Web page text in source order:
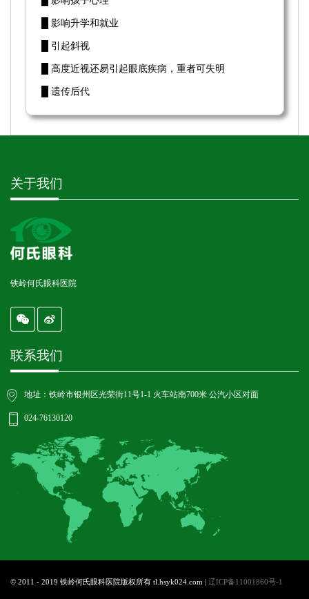
█ 影响升学和就业
█ 引起斜视
█ 高度近视还易引起眼底疾病，重者可失明
█ 遗传后代
关于我们
铁岭何氏眼科医院
联系我们
地址：铁岭市银州区光荣街11号1-1 火车站南700米 公汽小区对面
024-76130120
© 2011 - 2019 铁岭何氏眼科医院版权所有 tl.hsyk024.com | 辽ICP备11001860号-1